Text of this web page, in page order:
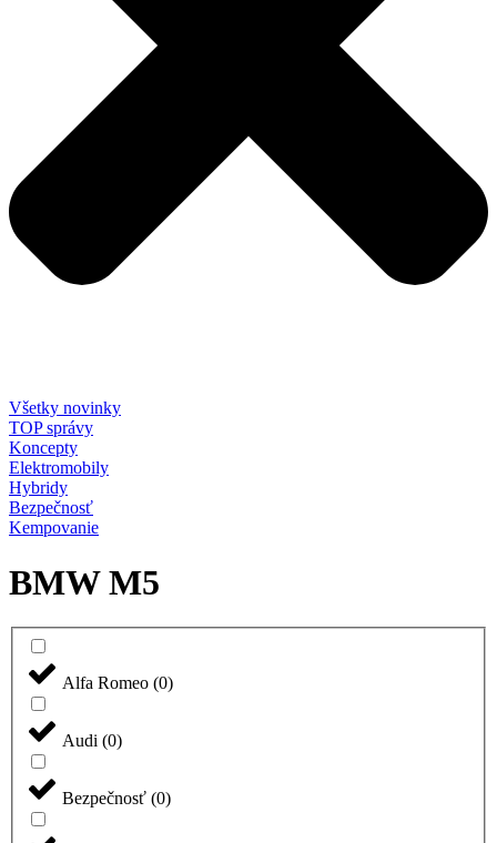
Všetky novinky
TOP správy
Koncepty
Elektromobily
Hybridy
Bezpečnosť
Kempovanie
BMW M5
Alfa Romeo (0)
Audi (0)
Bezpečnosť (0)